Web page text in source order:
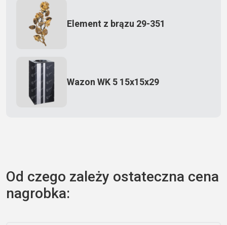
Element z brązu 29-351
Wazon WK 5 15x15x29
Książka 2
Od czego zależy ostateczna cena
nagrobka: